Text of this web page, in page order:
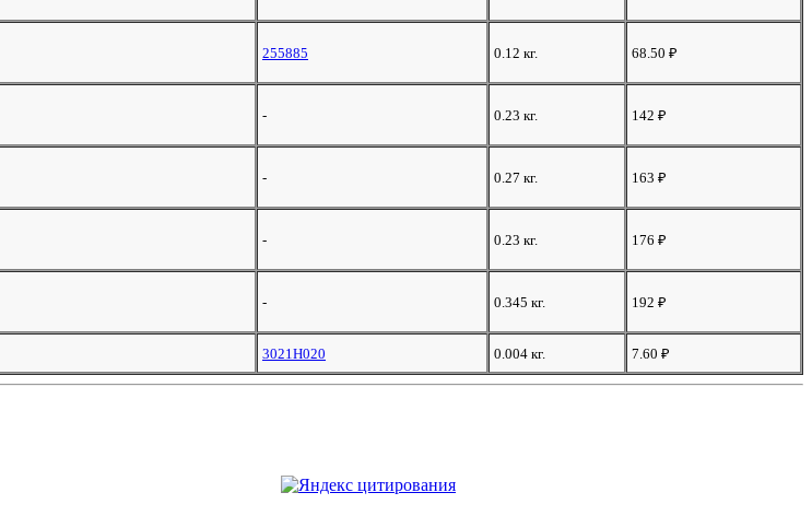
255885 0.12 кг. 68.50 ₽
- 0.23 кг. 142 ₽
- 0.27 кг. 163 ₽
- 0.23 кг. 176 ₽
- 0.345 кг. 192 ₽
3021Н020 0.004 кг. 7.60 ₽